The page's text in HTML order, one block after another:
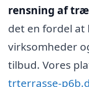
rensning af
det en fordel at
virksomheder
tilbud. Vores
trterrasse-